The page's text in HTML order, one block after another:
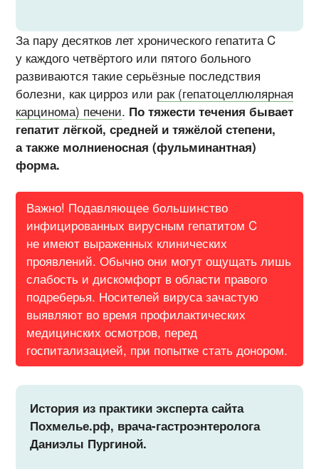
За пару десятков лет хронического гепатита C
у каждого четвёртого или пятого больного
развиваются такие серьёзные последствия
болезни, как цирроз или рак (гепатоцеллюлярная
карцинома) печени. По тяжести течения бывает
гепатит лёгкой, средней и тяжёлой степени,
а также молниеносная (фульминантная)
форма.
Важно! Подавляющее большинство
инфицированных вирусным гепатитом C
не имеют выраженных клинических
проявлений. Обычно они могут ощущать лишь
слабость и дискомфорт в области правого
подреберья. Носителей вируса зачастую
выявляют во время профилактических
медицинских осмотров, перед
госпитализацией, при попытке стать донором.
История из практики эксперта сайта
Похмелье.рф, врача-гастроэнтеролога
Даниэлы Пургиной.